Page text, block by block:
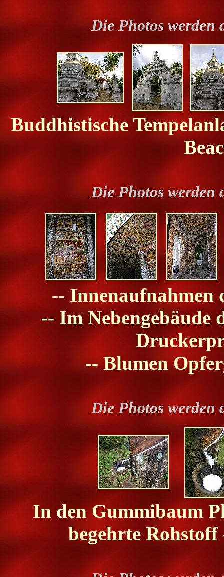
Die Photos
Buddhistische
Die Photos
-- Innenaufnahmen
-- Im Nebengebäude
-- Blumen
Die Photos
In den Gummibaum
begehrte